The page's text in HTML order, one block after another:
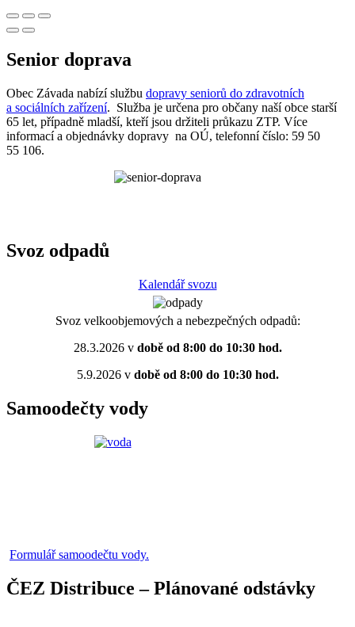
Senior doprava
Obec Závada nabízí službu dopravy seniorů do zdravotních
a sociálních zařízení. Služba je určena pro občany naší obce starší
65 let, případně mladší, kteří jsou držiteli průkazu ZTP. Více
informací a objednávky dopravy na OÚ, telefonní číslo: 59 50
55 106.
Svoz odpadů
Kalendář svozu
Svoz velkoobjemových a nebezpečných odpadů:
28.3.2026 vdobě od 8:00 do 10:30 hod.
5.9.2026 vdobě od 8:00 do 10:30 hod.
Samoodečty vody
Formulář samoodečtu vody.
ČEZ Distribuce – Plánované odstávky